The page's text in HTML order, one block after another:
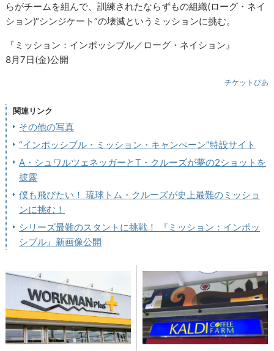
らがチームを組んで、訓練されたならずもの組織(ローグ・ネイ
ション)“シンジケート”の壊滅というミッションに挑む。
『ミッション：インポッシブル／ローグ・ネイション』
8月7日(金)公開
チケットぴあ
関連リンク
その他の写真
“インポッシブル・ミッション・キャンぺーン”特設サイト
A・シュワルツェネッガーとT・クルーズが夢の2ショットを
披露
僕も飛びたい！ 琉球トム・クルーズが史上最難のミッショ
ンに挑む！
シリーズ最難のスタントに挑戦！ 『ミッション：インポッ
シブル』新画像公開